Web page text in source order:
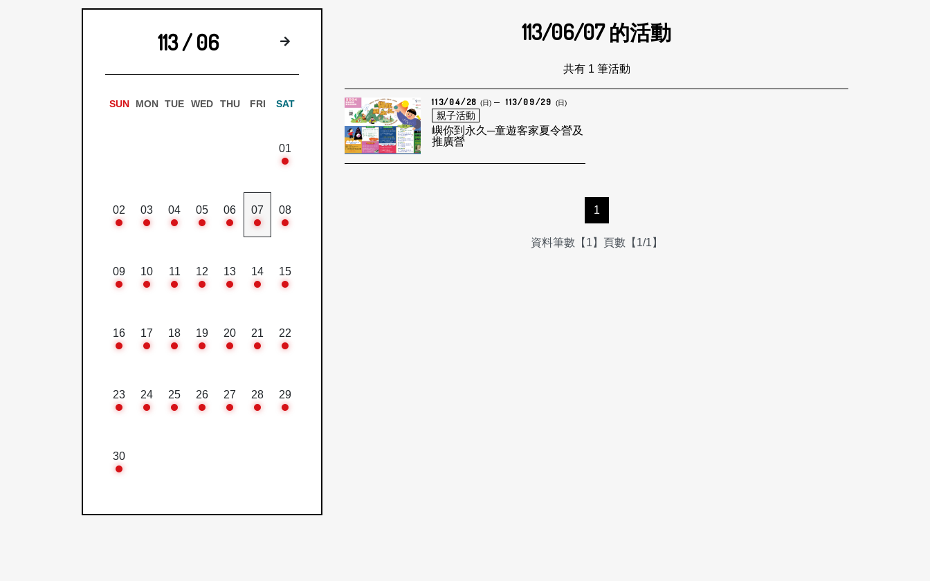
113 / 06 下個月
SUN MON TUE WED THU FRI SAT
01
02 03 04 05 06 07 08
09 10 11 12 13 14 15
16 17 18 19 20 21 22
23 24 25 26 27 28 29
30
113/06/07的活動
共有 1 筆活動
113/04/28 (日) 113/09/29 (日)
親子活動
嶼你到永久─童遊客家夏令營及
推廣營
1
資料筆數【1】頁數【1/1】